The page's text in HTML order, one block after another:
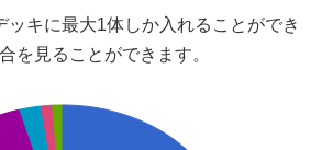
ッキに最大1体しか入れることができ
を見ることができます。